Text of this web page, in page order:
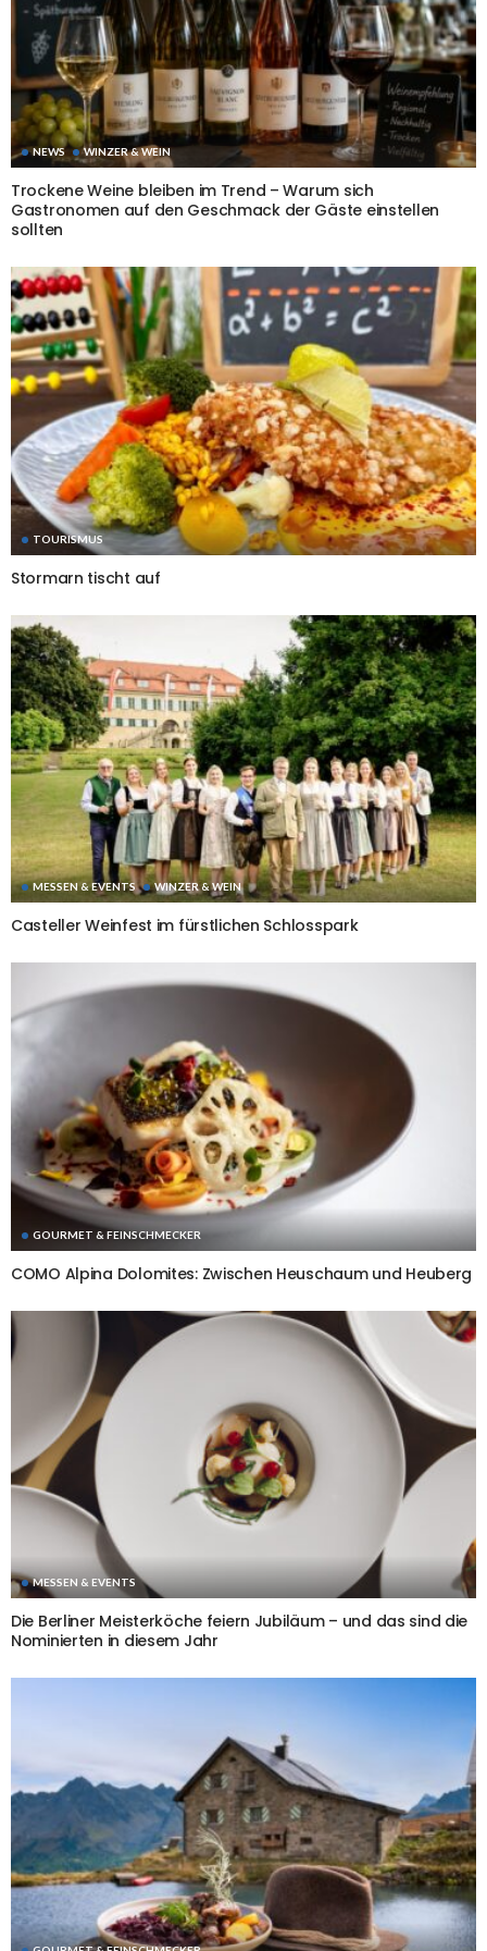
NEWS WINZER & WEIN
Trockene Weine bleiben im Trend – Warum sich
Gastronomen auf den Geschmack der Gäste einstellen
sollten
TOURISMUS
Stormarn tischt auf
MESSEN & EVENTS WINZER & WEIN
Casteller Weinfest im fürstlichen Schlosspark
GOURMET & FEINSCHMECKER
COMO Alpina Dolomites: Zwischen Heuschaum und Heuberg
MESSEN & EVENTS
Die Berliner Meisterköche feiern Jubiläum – und das sind die
Nominierten in diesem Jahr